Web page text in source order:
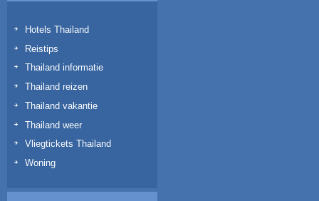
Hotels Thailand
Reistips
Thailand informatie
Thailand reizen
Thailand vakantie
Thailand weer
Vliegtickets Thailand
Woning